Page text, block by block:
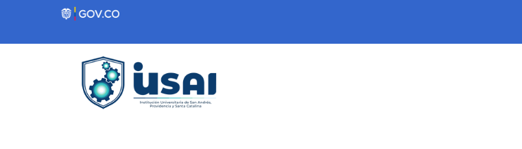
Contenido inicial